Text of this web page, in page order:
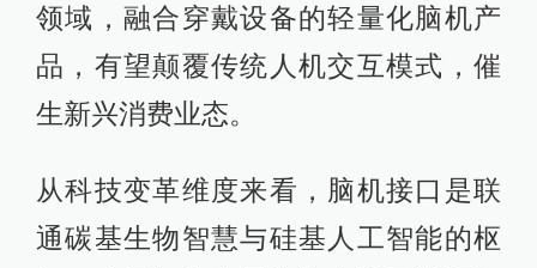
领域，融合穿戴设备的轻量化脑机产
品，有望颠覆传统人机交互模式，催
生新兴消费业态。
从科技变革维度来看，脑机接口是联
通碳基生物智慧与硅基人工智能的枢